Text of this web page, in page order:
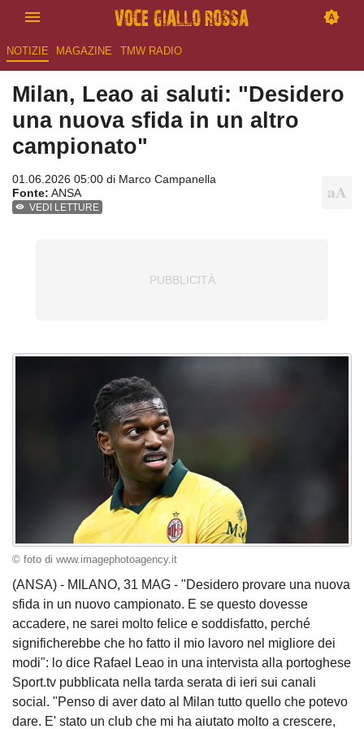
NOTIZIE MAGAZINE TMW RADIO
Milan, Leao ai saluti: "Desidero
una nuova sfida in un altro
campionato"
01.06.2026 05:00 di Marco Campanella
Fonte: ANSA
VEDI LETTURE
© foto di www.imagephotoagency.it
(ANSA) - MILANO, 31 MAG - "Desidero provare una nuova
sfida in un nuovo campionato. E se questo dovesse
accadere, ne sarei molto felice e soddisfatto, perché
significherebbe che ho fatto il mio lavoro nel migliore dei
modi": lo dice Rafael Leao in una intervista alla portoghese
Sport.tv pubblicata nella tarda serata di ieri sui canali
social. "Penso di aver dato al Milan tutto quello che potevo
dare. E' stato un club che mi ha aiutato molto a crescere,